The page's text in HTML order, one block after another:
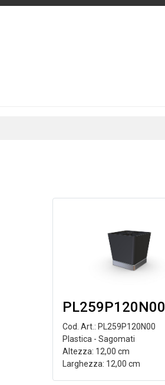
PL259P120N00
Cod. Art.: PL259P120N00
Plastica - Sagomati
Altezza: 12,00 cm
Larghezza: 12,00 cm